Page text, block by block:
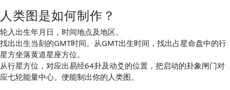
人类图是如何制作？
轮入出生年月日，时间地点及地区。
找出出生当刻的GMT时间。从GMT出生时间，找出占星命盘中的行
星方坐落黄道星座方位。
从行星方位，对应出易经64卦及动爻的位置，把启动的卦象闸门对
应七轮能量中心。便能制出你的人类图。